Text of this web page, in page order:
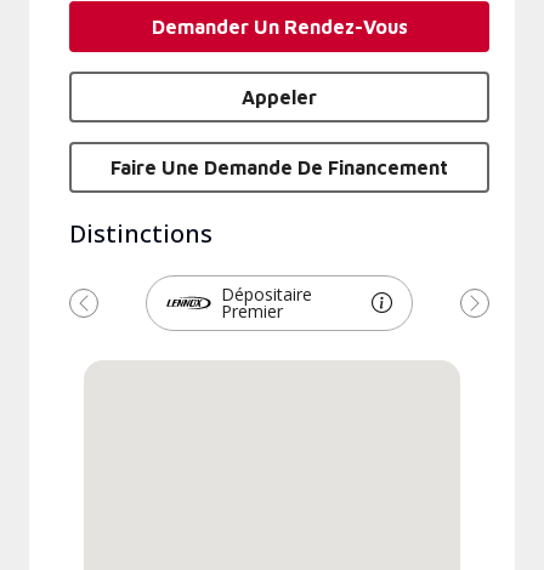
Demander Un Rendez-Vous
Appeler
Faire Une Demande De Financement
Distinctions
Dépositaire
Premier
Précédent Suivant